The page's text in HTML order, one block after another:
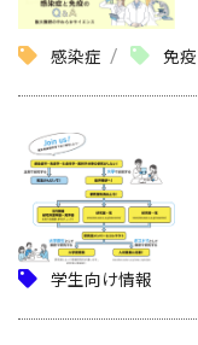
感染症 免疫
学生向け情報